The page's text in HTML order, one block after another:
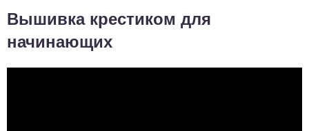
Вышивка крестиком для
начинающих